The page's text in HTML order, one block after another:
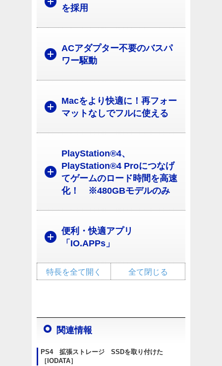
を採用
ACアダプター不要のバスパ
ワー駆動
Macをより快適に！再フォー
マットなしでフルに使える
PlayStation®4、
PlayStation®4 Proにつなげ
てゲームのロード時間を高速
化！ ※480GBモデルのみ
便利・快適アプリ
「IO.APPs」
全て閉じる
特長を全て開く
関連情報
PS4 拡張ストレージ SSDを取り付けた
［IODATA］